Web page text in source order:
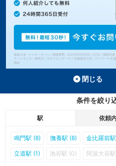
鳴門の事務所が9件見つかりました。
条件を絞り
駅 依頼
鳴門駅 (8) 撫養駅 (8) 金比羅前
立道駅 (1) 池谷駅 (0) 阿波大谷
閉じる